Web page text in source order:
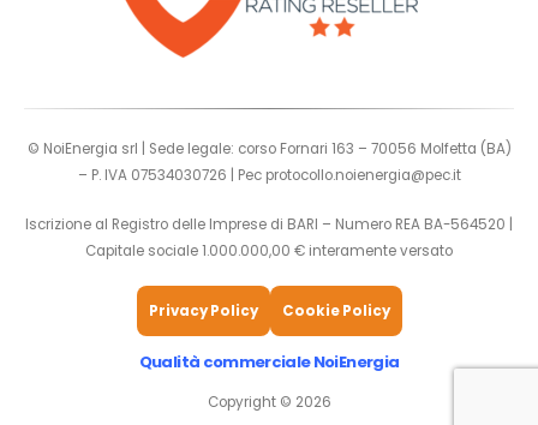
© NoiEnergia srl | Sede legale: corso Fornari 163 – 70056 Molfetta (BA)
– P. IVA 07534030726 | Pec protocollo.noienergia@pec.it
Iscrizione al Registro delle Imprese di BARI – Numero REA BA-564520 |
Capitale sociale 1.000.000,00 € interamente versato
Privacy Policy Cookie Policy
Qualità commerciale NoiEnergia
Copyright © 2026